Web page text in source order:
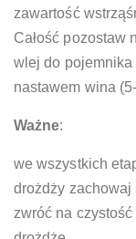
zawartość
Całość pozostaw
wlej do
nastawem wina
Ważne:
we wszystkich
drożdży
zwróć na